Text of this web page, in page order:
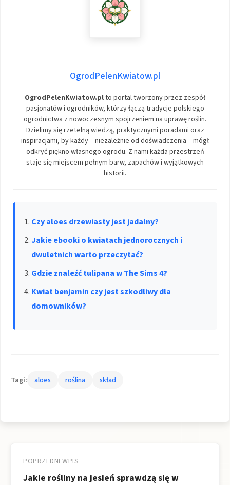
OgrodPelenKwiatow.pl
OgrodPelenKwiatow.plto portal tworzony przez zespół
pasjonatów i ogrodników, którzy łączą tradycje polskiego
ogrodnictwa z nowoczesnym spojrzeniem na uprawę roślin.
Dzielimy się rzetelną wiedzą, praktycznymi poradami oraz
inspiracjami, by każdy – niezależnie od doświadczenia – mógł
odkryć piękno własnego ogrodu. Z nami każda przestrzeń
staje się miejscem pełnym barw, zapachów i wyjątkowych
historii.
Czy aloes drzewiasty jest jadalny?
Jakie ebooki o kwiatach jednorocznych i
dwuletnich warto przeczytać?
Gdzie znaleźć tulipana w The Sims 4?
Kwiat benjamin czy jest szkodliwy dla
domowników?
Tagi: aloes roślina skład
wpisu
POPRZEDNI WPIS
Jakie rośliny na jesień sprawdzą się w